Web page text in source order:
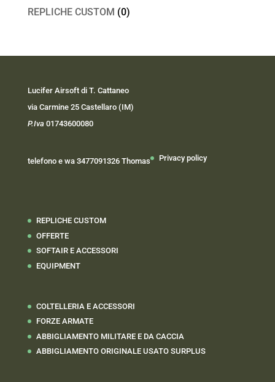
REPLICHE CUSTOM (0)
Lucifer Airsoft di T. Cattaneo
via Carmine 25 Castellaro (IM)
P.Iva 01743600080
telefono e wa 3477091326 Thomas Privacy policy
REPLICHE CUSTOM
OFFERTE
SOFTAIR E ACCESSORI
EQUIPMENT
COLTELLERIA E ACCESSORI
FORZE ARMATE
ABBIGLIAMENTO MILITARE E DA CACCIA
ABBIGLIAMENTO ORIGINALE USATO SURPLUS